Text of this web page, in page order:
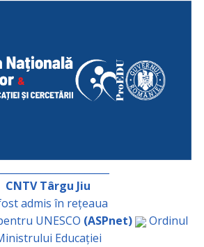
CNTV Târgu Jiu
admis în rețeaua
UNESCO (ASPnet)
Ordinul
Educației